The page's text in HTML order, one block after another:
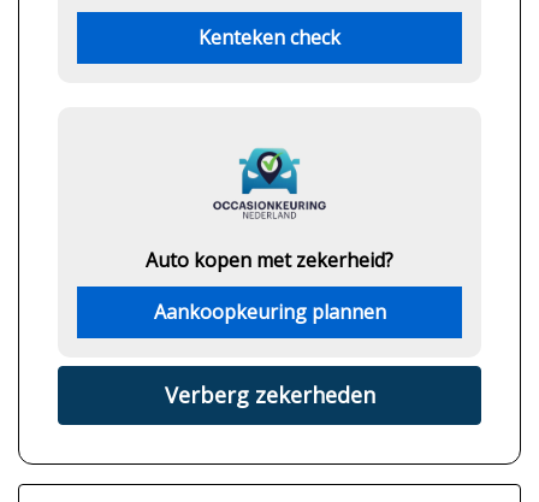
Kenteken check
Auto kopen met zekerheid?
Aankoopkeuring plannen
Verberg zekerheden